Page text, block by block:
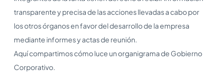
transparente y precisa de las acciones llevadas a cabo por
los otros órganos en favor del desarrollo de la empresa
mediante informes y actas de reunión.
Aquí compartimos cómo luce un organigrama de Gobierno
Corporativo.